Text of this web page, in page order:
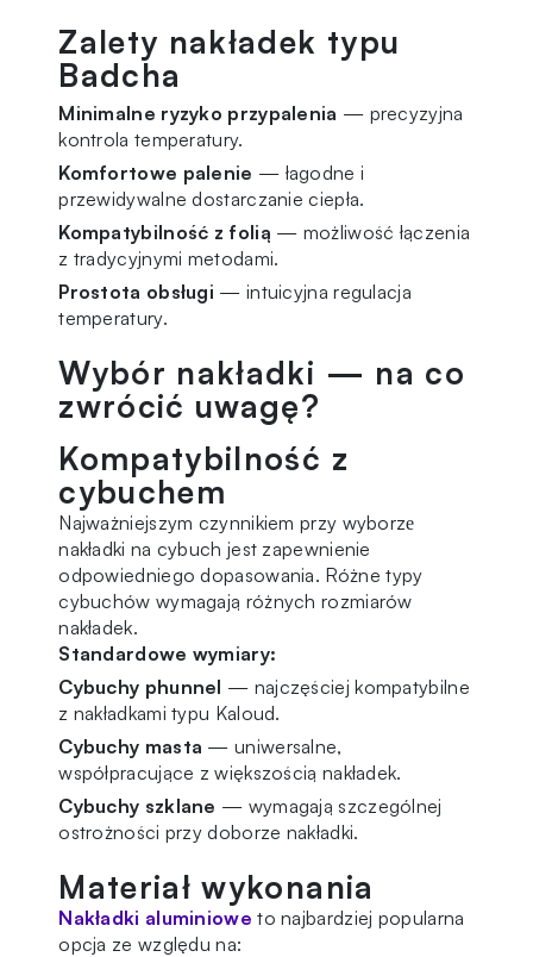
Zalety nakładek typu
Badcha
Minimalne ryzyko przypalenia — precyzyjna
kontrola temperatury.
Komfortowe palenie — łagodne i
przewidywalne dostarczanie ciepła.
Kompatybilność z folią — możliwość łączenia
z tradycyjnymi metodami.
Prostota obsługi — intuicyjna regulacja
temperatury.
Wybór nakładki — na co
zwrócić uwagę?
Kompatybilność z
cybuchem
Najważniejszym czynnikiem przy wyborzе
nakładki na cybuch jest zapewnienie
odpowiedniego dopasowania. Różne typy
cybuchów wymagają różnych rozmiarów
nakładek.
Standardowe wymiary:
Cybuchy phunnel — najczęściej kompatybilne
z nakładkami typu Kaloud.
Cybuchy masta — uniwersalne,
współpracujące z większością nakładek.
Cybuchy szklane — wymagają szczególnej
ostrożności przy doborze nakładki.
Materiał wykonania
Nakładki aluminiowe to najbardziej popularna
opcja ze względu na: